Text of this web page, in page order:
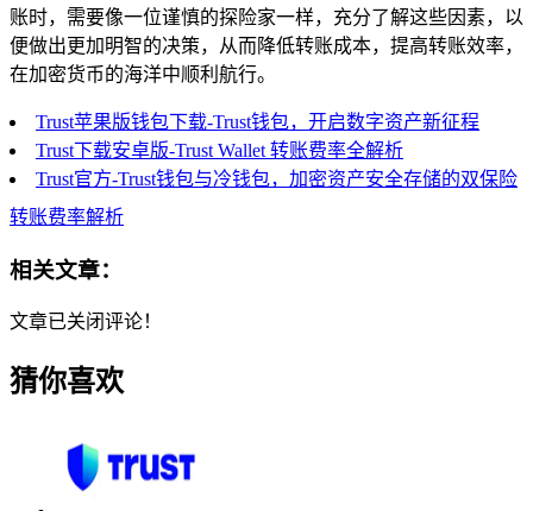
账时，需要像一位谨慎的探险家一样，充分了解这些因素，以
便做出更加明智的决策，从而降低转账成本，提高转账效率，
在加密货币的海洋中顺利航行。
Trust苹果版钱包下载-Trust钱包，开启数字资产新征程
Trust下载安卓版-Trust Wallet 转账费率全解析
Trust官方-Trust钱包与冷钱包，加密资产安全存储的双保险
转账费率解析
相关文章：
文章已关闭评论！
猜你喜欢